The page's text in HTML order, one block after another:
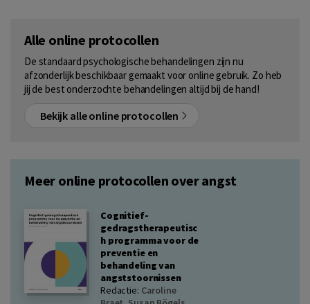
Alle online protocollen
De standaard psychologische behandelingen zijn nu
afzonderlijk beschikbaar gemaakt voor online gebruik. Zo heb
jij de best onderzochte behandelingen altijd bij de hand!
Bekijk alle online protocollen
Meer online protocollen over angst
Cognitief-
gedragstherapeutisc
h programma voor de
preventie en
behandeling van
angststoornissen
Redactie: Caroline